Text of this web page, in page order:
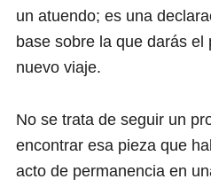
un atuendo; es una
base sobre la que darás el
nuevo viaje.
No se trata de seguir un
encontrar esa pieza que
acto de permanencia en